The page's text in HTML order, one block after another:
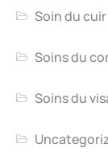
Soin du
Soins du
Soins du